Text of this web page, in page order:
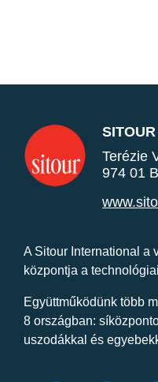
Terézie
974 01
A Sitour International a
központja a
Együttműködünk több
8 országban:
uszodákkal és